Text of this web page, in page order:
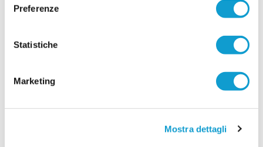
Preferenze
Statistiche
Marketing
Mostra dettagli